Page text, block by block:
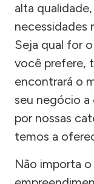
alta
necessidades
Seja qual for
você prefere,
encontrará o
seu negócio a
por nossas
temos a
Não importa